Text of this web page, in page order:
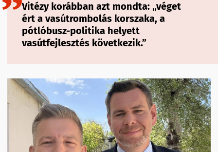
Vitézy korábban azt mondta: „véget
ért a vasútrombolás korszaka, a
pótlóbusz-politika helyett
vasútfejlesztés következik.”